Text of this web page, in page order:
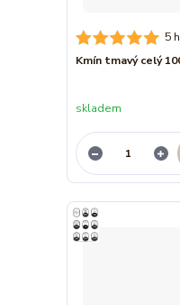
5
Kmín tmavý celý
skladem